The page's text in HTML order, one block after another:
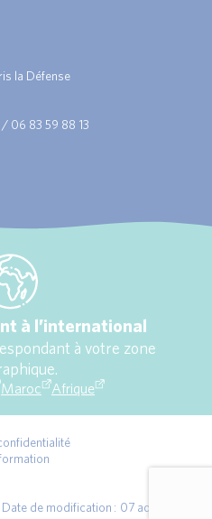
la Défense
06 83 59 88 13
à l’international
à votre zone
Maroc Afrique
de modification : 07 août 2026